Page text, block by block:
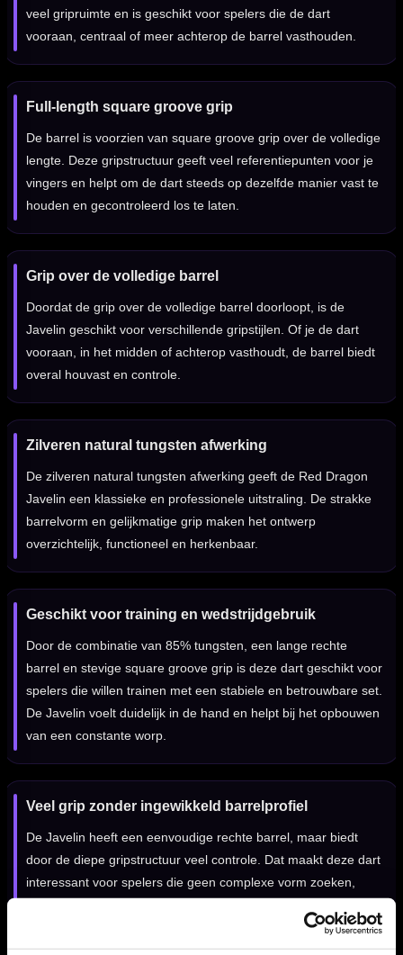
veel gripruimte en is geschikt voor spelers die de dart
vooraan, centraal of meer achterop de barrel vasthouden.
Full-length square groove grip
De barrel is voorzien van square groove grip over de volledige
lengte. Deze gripstructuur geeft veel referentiepunten voor je
vingers en helpt om de dart steeds op dezelfde manier vast te
houden en gecontroleerd los te laten.
Grip over de volledige barrel
Doordat de grip over de volledige barrel doorloopt, is de
Javelin geschikt voor verschillende gripstijlen. Of je de dart
vooraan, in het midden of achterop vasthoudt, de barrel biedt
overal houvast en controle.
Zilveren natural tungsten afwerking
De zilveren natural tungsten afwerking geeft de Red Dragon
Javelin een klassieke en professionele uitstraling. De strakke
barrelvorm en gelijkmatige grip maken het ontwerp
overzichtelijk, functioneel en herkenbaar.
Geschikt voor training en wedstrijdgebruik
Door de combinatie van 85% tungsten, een lange rechte
barrel en stevige square groove grip is deze dart geschikt voor
spelers die willen trainen met een stabiele en betrouwbare set.
De Javelin voelt duidelijk in de hand en helpt bij het opbouwen
van een constante worp.
Veel grip zonder ingewikkeld barrelprofiel
De Javelin heeft een eenvoudige rechte barrel, maar biedt
door de diepe gripstructuur veel controle. Dat maakt deze dart
interessant voor spelers die geen complexe vorm zoeken,